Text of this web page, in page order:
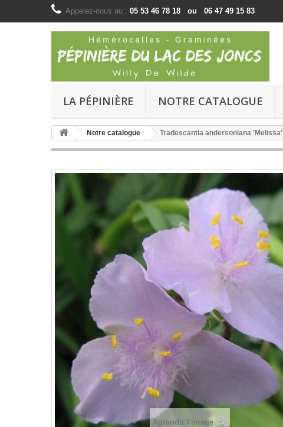
Appelez-nous au : 05 53 46 78 18 ou 06 47 49 15 83
LA PÉPINIÈRE NOTRE CATALOGUE
Notre catalogue Tradescantia andersoniana 'Melissa'
Agrandir l'image